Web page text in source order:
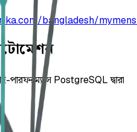
bangladesh/
PostgreSQL দ্বারা